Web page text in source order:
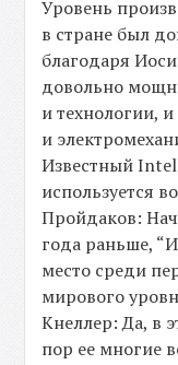
Уровень
в стране был
благодаря
довольно
и технологии,
и
Известный
используется
Пройдаков:
года раньше,
место среди
мирового
Кнеллер: Да, в
пор ее многие